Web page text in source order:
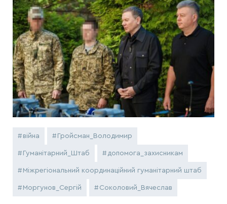
війна Гройсман_Володимир
Гуманітарний_Штаб допомога_захисникам
Міжрегіональний координаційний гуманітарний штаб
Моргунов_Сергій Соколовий_Вячеслав